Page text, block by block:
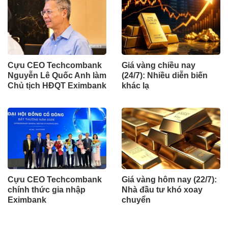
Cựu CEO Techcombank
Nguyễn Lê Quốc Anh làm
Chủ tịch HĐQT Eximbank
Giá vàng chiều nay
(24/7): Nhiều diễn biến
khác lạ
Cựu CEO Techcombank
chính thức gia nhập
Eximbank
Giá vàng hôm nay (22/7):
Nhà đầu tư khó xoay
chuyển